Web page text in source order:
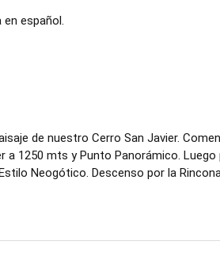
español.
de nuestro Cerro San Javier.
a 1250 mts y Punto Panorámico.
Neogótico. Descenso por la